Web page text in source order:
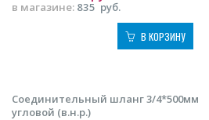
в магазине: 835 руб.
В КОРЗИНУ
Соединительный шланг 3/4*500мм
угловой (в.н.р.)